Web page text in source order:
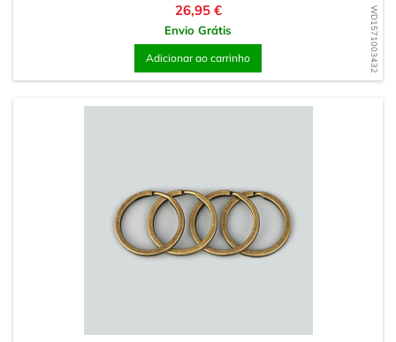
WD1571003432
Preço
26,95 €
Envio Grátis
Adicionar ao carrinho